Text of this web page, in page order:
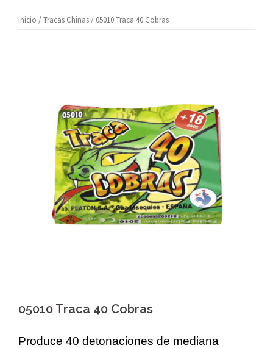
Inicio /Tracas Chinas / 05010 Traca 40 Cobras
05010 Traca 40 Cobras
Produce 40 detonaciones de mediana